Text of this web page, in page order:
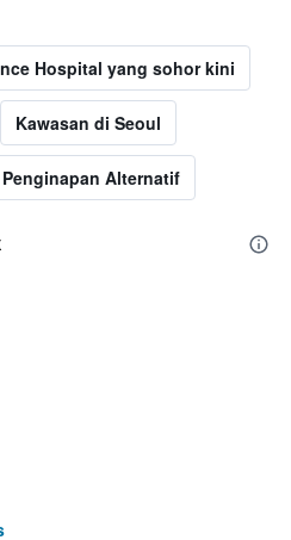
Hospital yang sohor kini
Kawasan di Seoul
Penginapan Alternatif